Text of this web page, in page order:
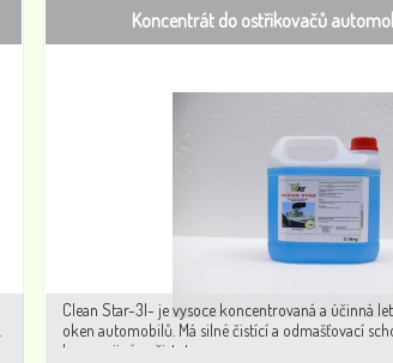
Koncentrát do ostřikovačů
Clean Star-3l- je vysoce koncentrovaná a účinná
oken automobilů. Má silné čistící a odmašťovací
hmyz a jiné nečistoty.